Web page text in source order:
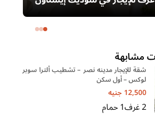
| غرفة ناني
مشابهة
شقة للإيجار مدينه نصر – تشطيب ألترا سوبر
لوكس – أول سكن
12,500 جنيه
2غرف1حمام